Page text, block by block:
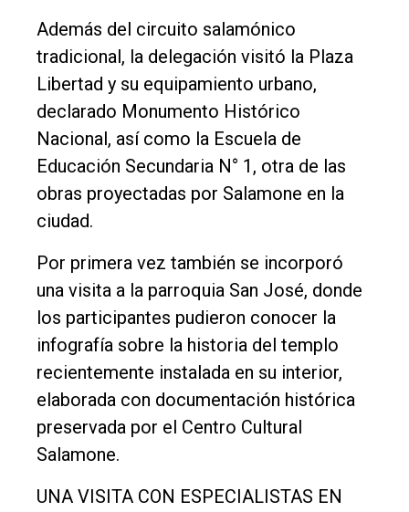
Además del circuito salamónico
tradicional, la delegación visitó la Plaza
Libertad y su equipamiento urbano,
declarado Monumento Histórico
Nacional, así como la Escuela de
Educación Secundaria N° 1, otra de las
obras proyectadas por Salamone en la
ciudad.
Por primera vez también se incorporó
una visita a la parroquia San José, donde
los participantes pudieron conocer la
infografía sobre la historia del templo
recientemente instalada en su interior,
elaborada con documentación histórica
preservada por el Centro Cultural
Salamone.
UNA VISITA CON ESPECIALISTAS EN